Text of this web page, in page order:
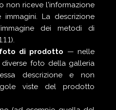
non riceve l'informazione
La descrizione
dei metodi di
di prodotto — nelle
foto della galleria
descrizione e non
viste del prodotto